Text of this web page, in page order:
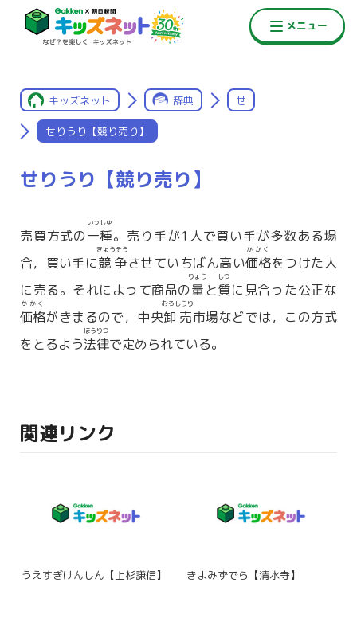
キッズネット 辞典 せ
せりうり【競り売り】
せりうり【競り売り】
売買方式の一種
いっしゅ
。売り手が1人で買い手が多数ある場
合，買い手に競争
きょうそう
させていちばん高い価格
かかく
をつけた人
に売る。それによって商品の量
りょう
と質
しつ
に見合った公正な
価格
かかく
がきまるので，中央卸売
おろしうり
市場などでは，この方式
をとるよう法律
ほうりつ
で定められている。
関連リンク
うえすぎけんしん【上杉謙信】 きよみずでら【清水寺】